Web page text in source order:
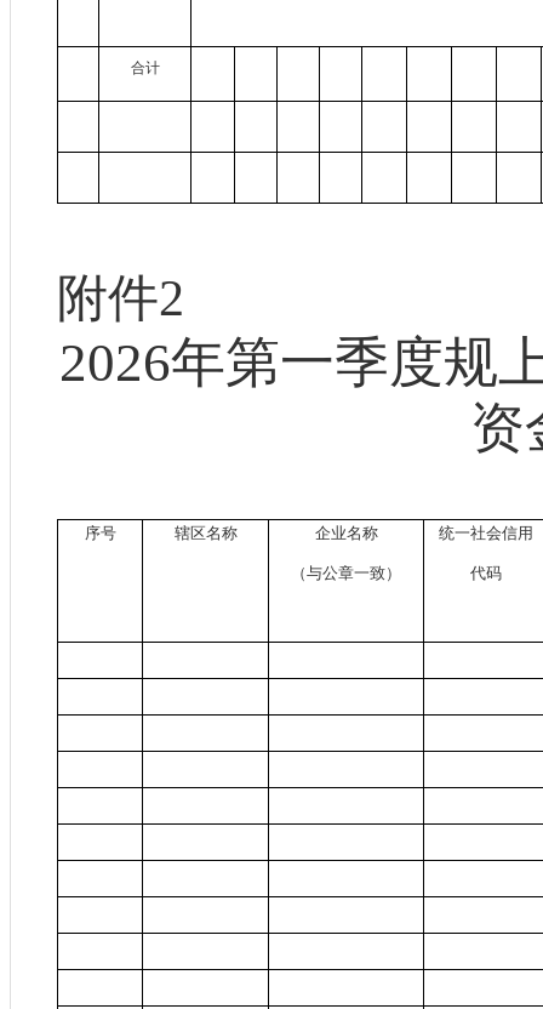
合计
附件2
2026年第一季度规
资
序号 辖区名称 企业名称
（与公章一致）
统一社会信用
代码